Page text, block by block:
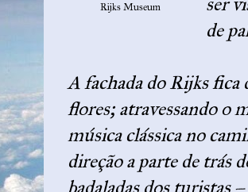
Rijks Museum
de
A fachada do Rijks fica
flores; atravessando o
música clássica no
direção a parte de trás
badaladas dos turistas